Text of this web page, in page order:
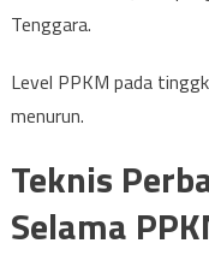
Tenggara.
Level PPKM pada
menurun.
Teknis
Selama